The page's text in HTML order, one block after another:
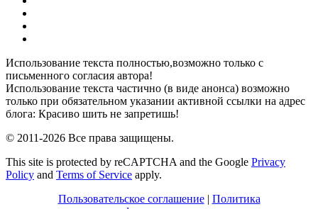
Использование текста полностью,возможно только с
письменного согласия автора!
Использование текста частично (в виде анонса) возможно
только при обязательном указании активной ссылки на адрес
блога: Красиво шить не запретишь!
© 2011-2026 Все права защищены.
This site is protected by reCAPTCHA and the Google Privacy
Policy and Terms of Service apply.
Пользовательское соглашение| Политика